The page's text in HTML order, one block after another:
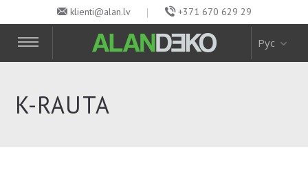
klienti@alan.lv +371 670 629 29
Рус
K-RAUTA